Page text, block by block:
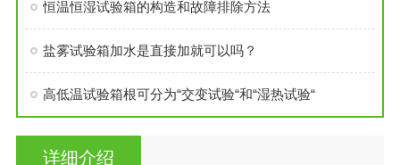
恒温恒湿试验箱的构造和故障排除方法
盐雾试验箱加水是直接加就可以吗？
高低温试验箱根可分为“交变试验“和“湿热试验“
详细介绍